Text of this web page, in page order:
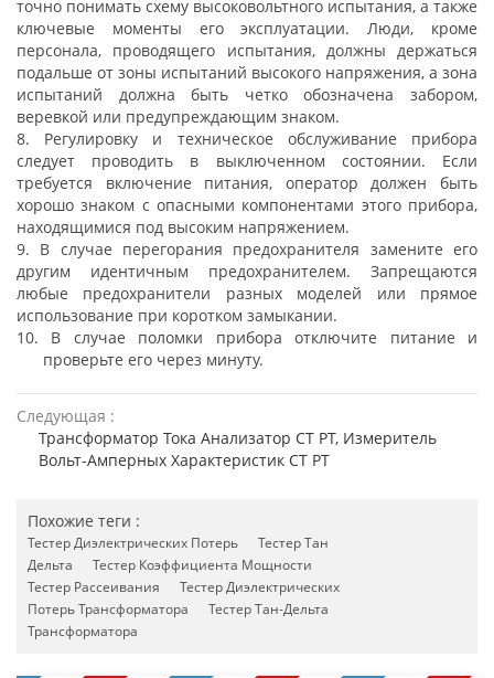
точно понимать схему высоковольтного испытания, а также
ключевые моменты его эксплуатации. Люди, кроме
персонала, проводящего испытания, должны держаться
подальше от зоны испытаний высокого напряжения, а зона
испытаний должна быть четко обозначена забором,
веревкой или предупреждающим знаком.
8. Регулировку и техническое обслуживание прибора
следует проводить в выключенном состоянии. Если
требуется включение питания, оператор должен быть
хорошо знаком с опасными компонентами этого прибора,
находящимися под высоким напряжением.
9. В случае перегорания предохранителя замените его
другим идентичным предохранителем. Запрещаются
любые предохранители разных моделей или прямое
использование при коротком замыкании.
10. В случае поломки прибора отключите питание и
проверьте его через минуту.
Следующая :
Трансформатор Тока Анализатор CT PT, Измеритель
Вольт-Амперных Характеристик CT PT
Похожие теги :
Тестер Диэлектрических Потерь
Тестер Тан
Дельта
Тестер Коэффициента Мощности
Тестер Рассеивания
Тестер Диэлектрических
Потерь Трансформатора
Тестер Тан-Дельта
Трансформатора